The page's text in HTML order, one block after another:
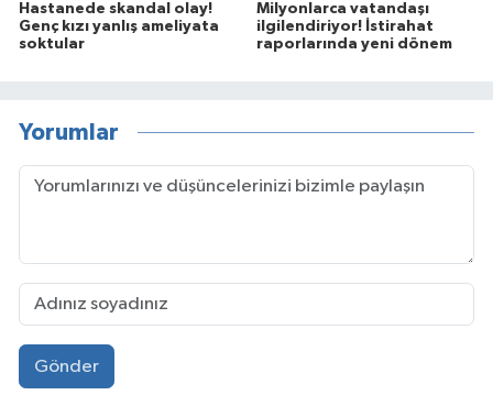
Hastanede skandal olay!
Genç kızı yanlış ameliyata
soktular
Milyonlarca vatandaşı
ilgilendiriyor! İstirahat
raporlarında yeni dönem
Yorumlar
Gönder